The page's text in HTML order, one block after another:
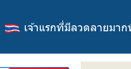
เจ้าแรกที่มีลวดลายมา